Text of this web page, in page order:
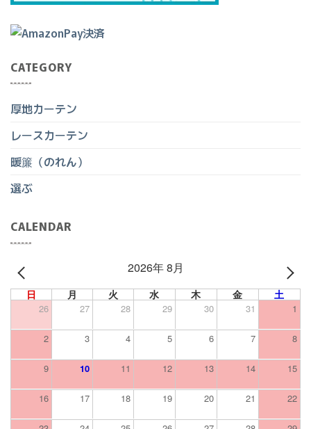
CATEGORY
厚地カーテン
レースカーテン
暖簾（のれん）
選ぶ
CALENDAR
2026年 8月
日 月 火 水 木 金 土
26 27 28 29 30 31 1
2 3 4 5 6 7 8
9 10 11 12 13 14 15
16 17 18 19 20 21 22